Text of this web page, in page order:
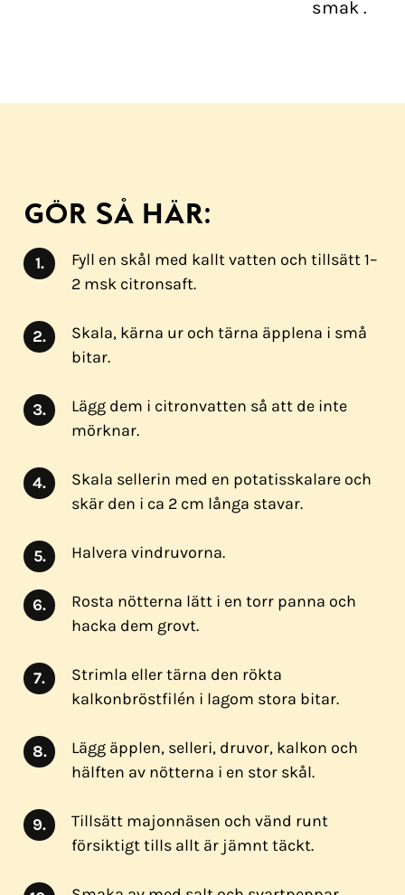
smak.
​GÖR SÅ HÄR:
Fyll en skål med kallt vatten och tillsätt 1–
2 msk citronsaft.
Skala, kärna ur och tärna äpplena i små
bitar.
Lägg dem i citronvatten så att de inte
mörknar.
Skala sellerin med en potatisskalare och
skär den i ca 2 cm långa stavar.
Halvera vindruvorna.
Rosta nötterna lätt i en torr panna och
hacka dem grovt.
Strimla eller tärna den rökta
kalkonbröstfilén i lagom stora bitar.
Lägg äpplen, selleri, druvor, kalkon och
hälften av nötterna i en stor skål.
Tillsätt majonnäsen och vänd runt
försiktigt tills allt är jämnt täckt.